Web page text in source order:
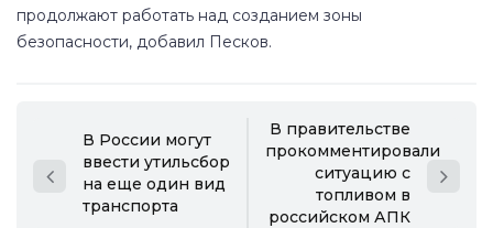
продолжают работать над созданием зоны
безопасности, добавил Песков.
В России могут
ввести утильсбор
на еще один вид
транспорта
В правительстве
прокомментировали
ситуацию с
топливом в
российском АПК